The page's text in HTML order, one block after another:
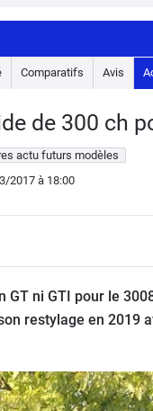
Comparatifs Avis
de 300 ch
actu futurs modèles
2017à 18:00
GT ni GTI pour le
restylage en 2019